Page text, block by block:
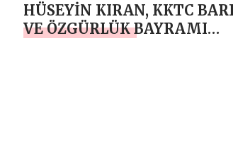
HÜSEYİN KIRAN, KKTC
VE ÖZGÜRLÜK BAYRAMI